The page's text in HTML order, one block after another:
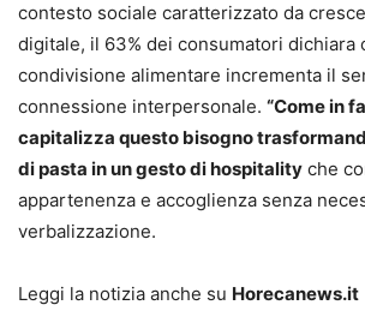
contesto sociale caratterizzato da
digitale, il 63% dei consumatori dichiara
condivisione alimentare incrementa il
connessione interpersonale. “Come in
capitalizza questo bisogno
di pasta in un gesto di hospitality che
appartenenza e accoglienza senza
verbalizzazione.
Leggi la notizia anche su Horecanews.it